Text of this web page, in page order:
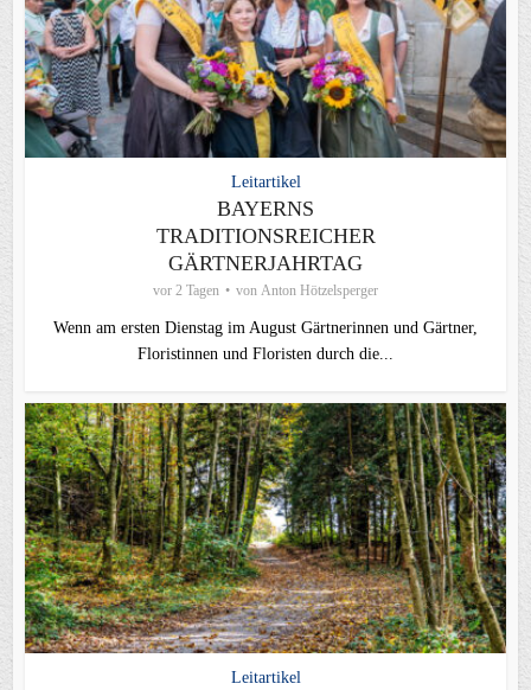
Leitartikel
BAYERNS
TRADITIONSREICHER
GÄRTNERJAHRTAG
vor 2 Tagen von Anton Hötzelsperger
Wenn am ersten Dienstag im August Gärtnerinnen und Gärtner,
Floristinnen und Floristen durch die...
Leitartikel